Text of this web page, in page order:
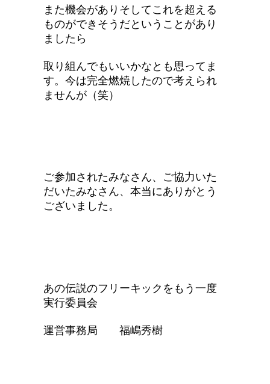
また機会がありそしてこれを超える
ものができそうだということがあり
ましたら
取り組んでもいいかなとも思ってま
す。今は完全燃焼したので考えられ
ませんが（笑）
ご参加されたみなさん、ご協力いた
だいたみなさん、本当にありがとう
ございました。
あの伝説のフリーキックをもう一度
実行委員会
運営事務局 福嶋秀樹